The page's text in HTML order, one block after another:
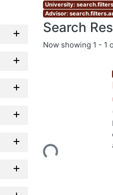
University:
Advisor:
Search
Now showing 1 - 1
Loading...